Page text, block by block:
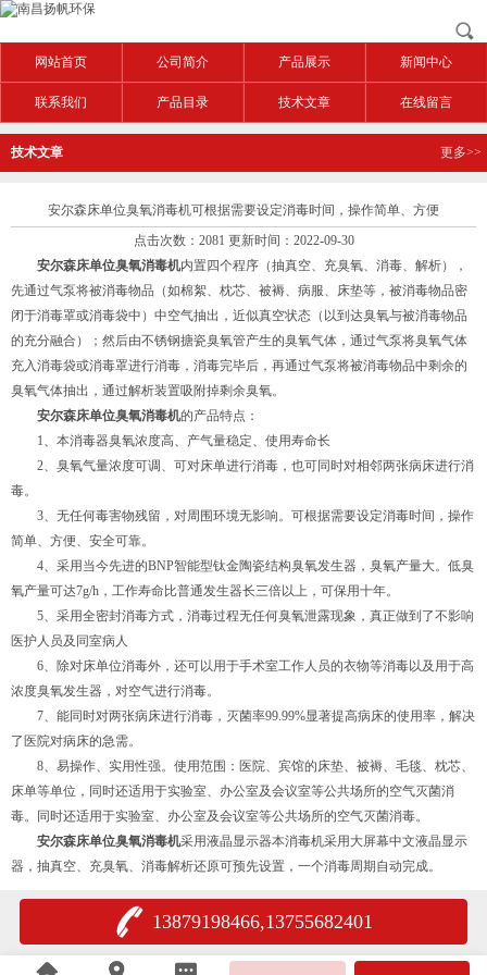
网站首页 公司简介 产品展示 新闻中心
联系我们 产品目录 技术文章 在线留言
技术文章 更多>>
安尔森床单位臭氧消毒机可根据需要设定消毒时间，操作简单、方便
点击次数：2081 更新时间：2022-09-30
安尔森床单位臭氧消毒机内置四个程序（抽真空、充臭氧、消毒、解析），
先通过气泵将被消毒物品（如棉絮、枕芯、被褥、病服、床垫等，被消毒物品密
闭于消毒罩或消毒袋中）中空气抽出，近似真空状态（以到达臭氧与被消毒物品
的充分融合）；然后由不锈钢搪瓷臭氧管产生的臭氧气体，通过气泵将臭氧气体
充入消毒袋或消毒罩进行消毒，消毒完毕后，再通过气泵将被消毒物品中剩余的
臭氧气体抽出，通过解析装置吸附掉剩余臭氧。
安尔森床单位臭氧消毒机的产品特点：
1、本消毒器臭氧浓度高、产气量稳定、使用寿命长
2、臭氧气量浓度可调、可对床单进行消毒，也可同时对相邻两张病床进行消
毒。
3、无任何毒害物残留，对周围环境无影响。可根据需要设定消毒时间，操作
简单、方便、安全可靠。
4、采用当今先进的BNP智能型钛金陶瓷结构臭氧发生器，臭氧产量大。低臭
氧产量可达7g/h，工作寿命比普通发生器长三倍以上，可保用十年。
5、采用全密封消毒方式，消毒过程无任何臭氧泄露现象，真正做到了不影响
医护人员及同室病人
6、除对床单位消毒外，还可以用于手术室工作人员的衣物等消毒以及用于高
浓度臭氧发生器，对空气进行消毒。
7、能同时对两张病床进行消毒，灭菌率99.99%显著提高病床的使用率，解决
了医院对病床的急需。
8、易操作、实用性强。使用范围：医院、宾馆的床垫、被褥、毛毯、枕芯、
床单等单位，同时还适用于实验室、办公室及会议室等公共场所的空气灭菌消
毒。同时还适用于实验室、办公室及会议室等公共场所的空气灭菌消毒。
安尔森床单位臭氧消毒机采用液晶显示器本消毒机采用大屏幕中文液晶显示
器，抽真空、充臭氧、消毒解析还原可预先设置，一个消毒周期自动完成。
13879198466,13755682401